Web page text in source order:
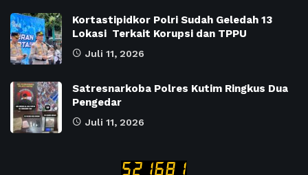
Kortastipidkor Polri Sudah Geledah 13
Lokasi Terkait Korupsi dan TPPU
Juli 11, 2026
Satresnarkoba Polres Kutim Ringkus Dua
Pengedar
Juli 11, 2026